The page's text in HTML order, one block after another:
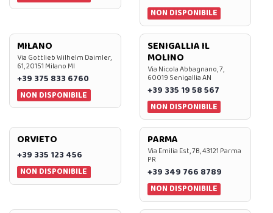
NON DISPONIBILE
MILANO
Via Gottlieb Wilhelm Daimler,
61, 20151 Milano MI
+39 375 833 6760
NON DISPONIBILE
SENIGALLIA IL
MOLINO
Via Nicola Abbagnano, 7,
60019 Senigallia AN
+39 335 19 58 567
NON DISPONIBILE
ORVIETO
+39 335 123 456
NON DISPONIBILE
PARMA
Via Emilia Est, 7B, 43121 Parma
PR
+39 349 766 8789
NON DISPONIBILE